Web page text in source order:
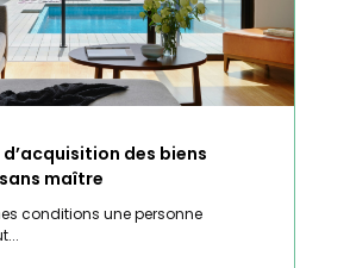
des biens
maître
conditions une personne